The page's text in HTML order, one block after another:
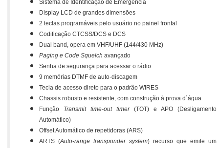
Sistema de Identificação de Emergência
Display LCD de grandes dimensões
2 teclas programáveis pelo usuário no painel frontal
Codificação CTCSS/DCS e DCS
Dual band, opera em VHF/UHF (144/430 MHz)
Paging e Code Squelch avançado
Senha de segurança para acessar o rádio
9 memórias DTMF de auto-discagem
Tecla de acesso direto para o padrão WIRES
Chassis robusto e resistente, com construção à prova d´água
Função Transmit time-out timer(TOT) e APO (Desligamento
Automático)
Offset Automático de repetidoras (ARS)
ARTS (Auto-range transponder system) recurso que emite um